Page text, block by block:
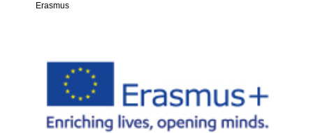
Erasmus